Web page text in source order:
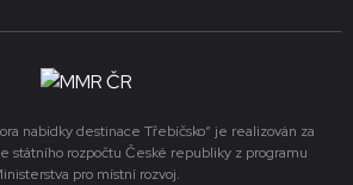
nabídky destinace Třebíčsko“ je realizován za
státního rozpočtu České republiky z programu
pro místní rozvoj.